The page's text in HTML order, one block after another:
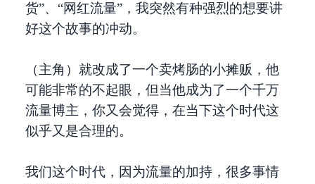
货”、“网红流量”，我突然有种强烈的想要讲
好这个故事的冲动。
（主角）就改成了一个卖烤肠的小摊贩，他
可能非常的不起眼，但当他成为了一个千万
流量博主，你又会觉得，在当下这个时代这
似乎又是合理的。
我们这个时代，因为流量的加持，很多事情